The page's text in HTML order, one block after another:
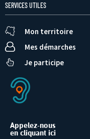
SERVICES UTILES
Mon territoire
Mes démarches
Je participe
Appelez-nous
en cliquant ici